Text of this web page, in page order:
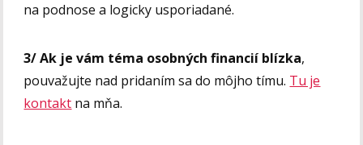
na podnose a logicky usporiadané.
3/ Ak je vám téma osobných financií blízka,
pouvažujte nad pridaním sa do môjho tímu. Tu je
kontakt na mňa.